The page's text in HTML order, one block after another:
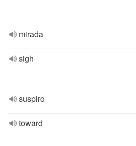
mirada
sigh
suspiro
toward